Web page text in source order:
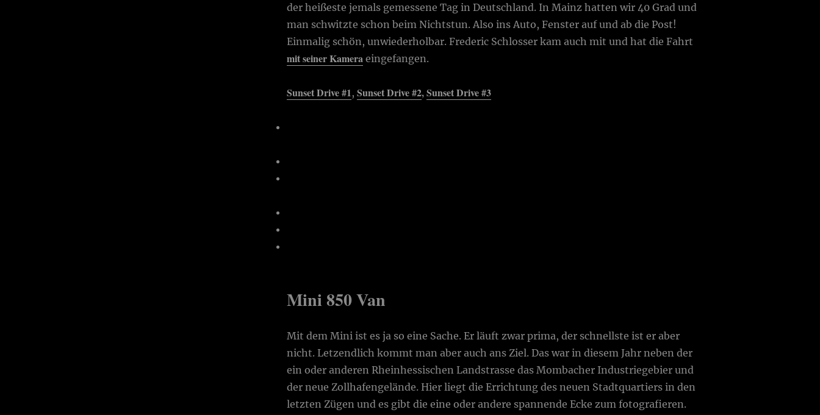
der heißeste jemals gemessene Tag in Deutschland. In Mainz hatten wir 40 Grad und
man schwitzte schon beim Nichtstun. Also ins Auto, Fenster auf und ab die Post!
Einmalig schön, unwiederholbar. Frederic Schlosser kam auch mit und hat die Fahrt
mit seiner Kamera eingefangen.
Sunset Drive #1,Sunset Drive #2,Sunset Drive #3
Mini 850 Van
Mit dem Mini ist es ja so eine Sache. Er läuft zwar prima, der schnellste ist er aber
nicht. Letzendlich kommt man aber auch ans Ziel. Das war in diesem Jahr neben der
ein oder anderen Rheinhessischen Landstrasse das Mombacher Industriegebier und
der neue Zollhafengelände. Hier liegt die Errichtung des neuen Stadtquartiers in den
letzten Zügen und es gibt die eine oder andere spannende Ecke zum fotografieren.